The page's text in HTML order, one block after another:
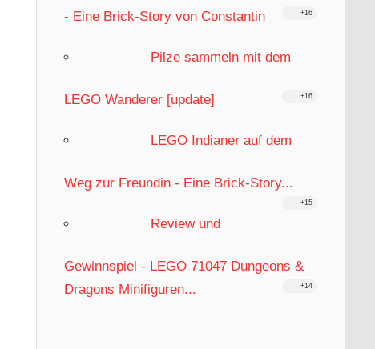
- Eine Brick-Story von Constantin +16
Pilze sammeln mit dem
LEGO Wanderer [update] +16
LEGO Indianer auf dem
Weg zur Freundin - Eine Brick-Story...
+15
Review und
Gewinnspiel - LEGO 71047 Dungeons &
Dragons Minifiguren...
+14